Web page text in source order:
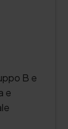
B e
e